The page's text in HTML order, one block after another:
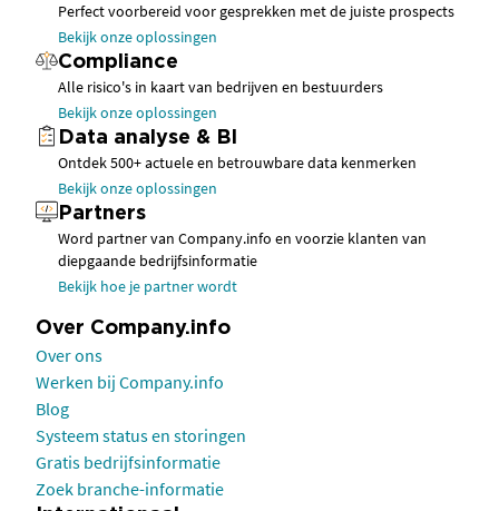
Perfect voorbereid voor gesprekken met de juiste prospects
Bekijk onze oplossingen
Compliance
Alle risico's in kaart van bedrijven en bestuurders
Bekijk onze oplossingen
Data analyse & BI
Ontdek 500+ actuele en betrouwbare data kenmerken
Bekijk onze oplossingen
Partners
Word partner van Company.info en voorzie klanten van
diepgaande bedrijfsinformatie
Bekijk hoe je partner wordt
Over Company.info
Over ons
Werken bij Company.info
Blog
Systeem status en storingen
Gratis bedrijfsinformatie
Zoek branche-informatie